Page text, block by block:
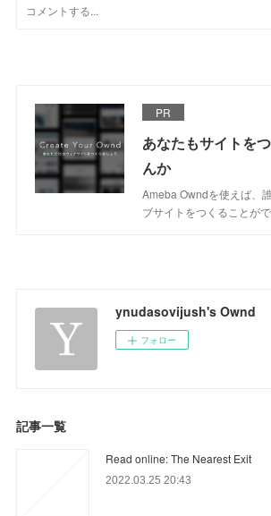
PR
あなたもサイトを
んか
Ameba Owndを使えば、
ブサイトをつくることがで
ynudasovijush's Ownd
フォロー
記事一覧
Read online: The Nearest Exit
2022.03.25 20:43